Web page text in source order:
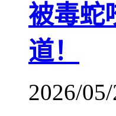
被毒蛇
道！
2026/